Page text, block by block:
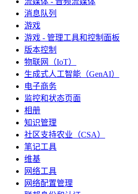
消息队列
游戏
游戏 - 管理工具和控制面板
版本控制
物联网（IoT）
生成式人工智能（GenAI）
电子商务
监控和状态页面
相册
知识管理
社区支持农业（CSA）
笔记工具
维基
网络工具
网络配置管理